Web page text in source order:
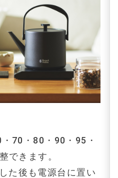
70・80・90・95・
できます。
た後も電源台に置い